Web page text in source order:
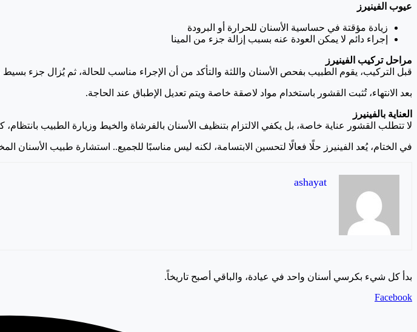
عيوب الفينيرز
زيادة مؤقتة في حساسية الأسنان للحرارة أو البرودة
إجراء دائم لا يمكن العودة عنه بسبب إزالة جزء من المينا
مراحل تركيب الفينيرز
قبل التركيب، يقوم الطبيب بفحص الأسنان واللثة والتأكد من أن الإجراء مناسب للحالة، ثم يُزال جزء
بعد الانتهاء، تُثبت القشور باستخدام مواد لاصقة خاصة ويتم تعديل الإطباق عند الحاجة.
العناية بالفينيرز
لا تتطلب القشور عناية خاصة، بل يكفي الالتزام بتنظيف الأسنان بالفرشاة والخيط وزيارة الطبيب
في الختام، يُعد الفينيرز حلًا فعالًا لتحسين الابتسامة، لكنه ليس مناسبًا للجميع.. استشارة طبيب الأسنان
ashayat
بدأ كل شيء بكرسي أسنان واحد في عيادة، والباقي أصبح تاريخاً.
Facebook